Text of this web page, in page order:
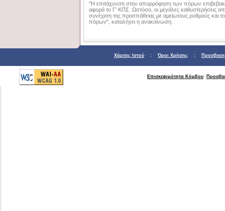
"Η επιτάχυνση στην απορρόφηση των πόρων
αφορά το Γ' ΚΠΣ. Ωστόσο, οι μεγάλες καθυστερήσεις
συνέχιση της προσπάθειας με αμείωτους ρυθμούς και
πόρων", καταλήγει η ανακοίνωση.
Χάρτης Ιστού : Όροι Χρήσης :
Επισκεψιμότητα Κόμβου